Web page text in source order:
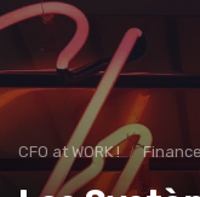
CFO at WORK !